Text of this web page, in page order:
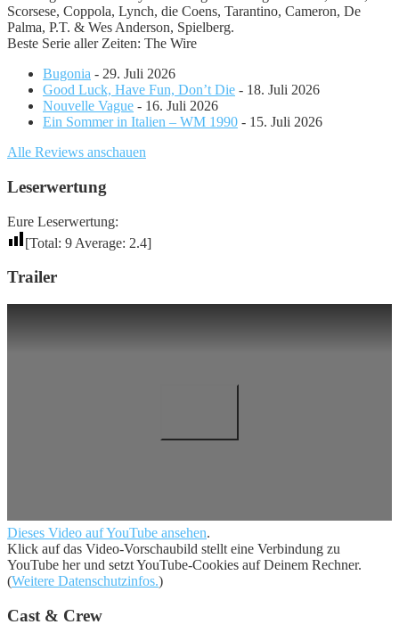
Scorsese, Coppola, Lynch, die Coens, Tarantino, Cameron, De
Palma, P.T. & Wes Anderson, Spielberg.
Beste Serie aller Zeiten: The Wire
Bugonia - 29. Juli 2026
Good Luck, Have Fun, Don’t Die - 18. Juli 2026
Nouvelle Vague - 16. Juli 2026
Ein Sommer in Italien – WM 1990 - 15. Juli 2026
Alle Reviews anschauen
Leserwertung
Eure Leserwertung:
[Total: 9 Average: 2.4]
Trailer
Dieses Video auf YouTube ansehen.
Klick auf das Video-Vorschaubild stellt eine Verbindung zu
YouTube her und setzt YouTube-Cookies auf Deinem Rechner.
(Weitere Datenschutzinfos.)
Cast & Crew